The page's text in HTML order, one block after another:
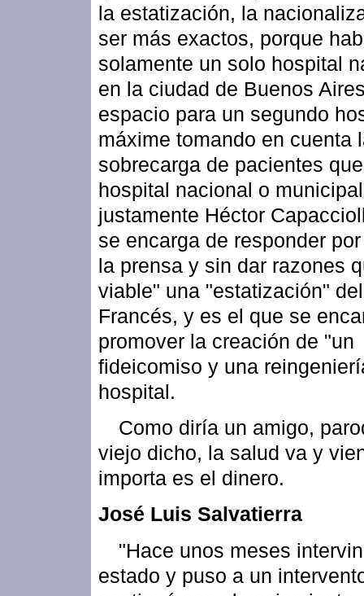
la estatización, la
ser más exactos, porque
solamente un solo hospital
en la ciudad de Buenos
espacio para un segundo
máxime tomando en cuenta
sobrecarga de pacientes
hospital nacional o
justamente Héctor
se encarga de responder
la prensa y sin dar razones
viable" una "estatización"
Francés, y es el que se
promover la creación de "un
fideicomiso y una
hospital.
Como diría un amigo,
viejo dicho, la salud va y
importa es el dinero.
José Luis Salvatierra
"Hace unos meses
estado y puso a un